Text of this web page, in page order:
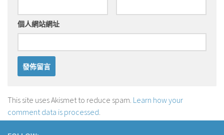
個人網站網址
This site uses Akismet to reduce spam. Learn how your
comment data is processed